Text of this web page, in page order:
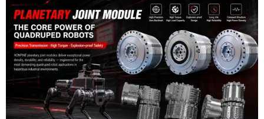
mouvement fiables pour les robots humanoïdes, les robots
collaboratifs, les équipements médicaux et l’automatisation
industrielle.